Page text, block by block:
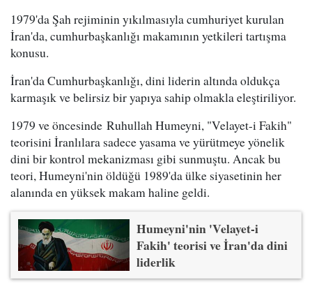
1979'da Şah rejiminin yıkılmasıyla cumhuriyet kurulan
İran'da, cumhurbaşkanlığı makamının yetkileri tartışma
konusu.
İran'da Cumhurbaşkanlığı, dini liderin altında oldukça
karmaşık ve belirsiz bir yapıya sahip olmakla eleştiriliyor.
1979 ve öncesinde Ruhullah Humeyni, "Velayet-i Fakih"
teorisini İranlılara sadece yasama ve yürütmeye yönelik
dini bir kontrol mekanizması gibi sunmuştu. Ancak bu
teori, Humeyni'nin öldüğü 1989'da ülke siyasetinin her
alanında en yüksek makam haline geldi.
Humeyni'nin 'Velayet-i
Fakih' teorisi ve İran'da dini
liderlik